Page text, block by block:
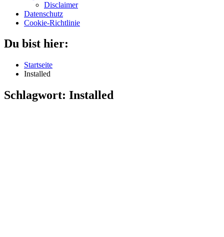
Disclaimer
Datenschutz
Cookie-Richtlinie
Du bist hier:
Startseite
Installed
Schlagwort: Installed